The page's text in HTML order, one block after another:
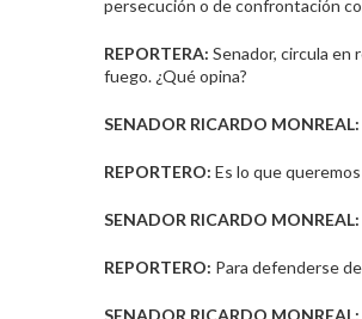
persecución o de confrontación
REPORTERA: Senador, circula en
fuego. ¿Qué opina?
SENADOR RICARDO MONREAL:
REPORTERO: Es lo que
SENADOR RICARDO MONREAL:
REPORTERO: Para defenderse
SENADOR RICARDO MONREAL: